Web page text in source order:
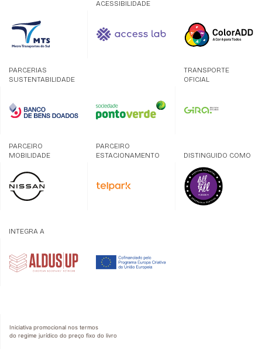
ACESSIBILIDADE
PARCERIAS
SUSTENTABILIDADE
TRANSPORTE
OFICIAL
PARCEIRO
MOBILIDADE
PARCEIRO
ESTACIONAMENTO
DISTINGUIDO COMO
INTEGRA A
Iniciativa promocional nos termos
do regime jurídico do preço fixo do livro